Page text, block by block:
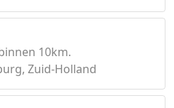
10km.
Zuid-Holland